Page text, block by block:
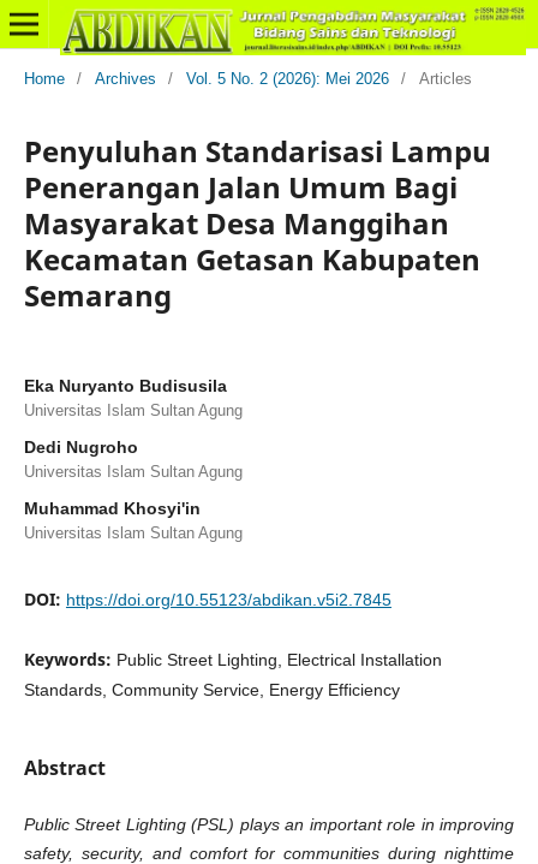
Home / Archives / Vol. 5 No. 2 (2026): Mei 2026 / Articles
Penyuluhan Standarisasi Lampu
Penerangan Jalan Umum Bagi
Masyarakat Desa Manggihan
Kecamatan Getasan Kabupaten
Semarang
Eka Nuryanto Budisusila
Universitas Islam Sultan Agung
Dedi Nugroho
Universitas Islam Sultan Agung
Muhammad Khosyi'in
Universitas Islam Sultan Agung
DOI: https://doi.org/10.55123/abdikan.v5i2.7845
Keywords: Public Street Lighting, Electrical Installation
Standards, Community Service, Energy Efficiency
Abstract
Public Street Lighting (PSL) plays an important role in improving
safety, security, and comfort for communities during nighttime